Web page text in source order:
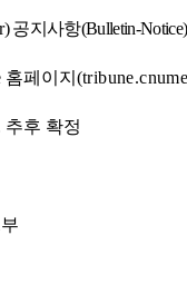
공지사항(Bulletin-Notice)
홈페이지 (
추후 확정
부